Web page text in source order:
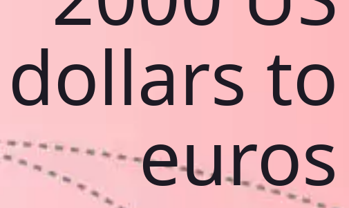
dollars to
euros